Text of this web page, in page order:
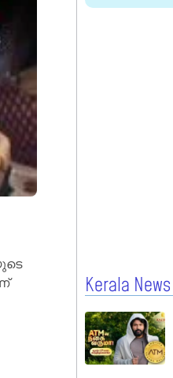
Kerala News